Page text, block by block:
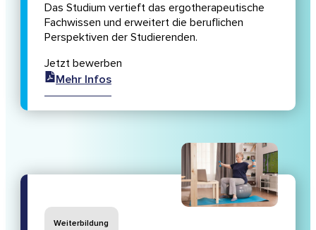
Das Studium vertieft das ergotherapeutische
Fachwissen und erweitert die beruflichen
Perspektiven der Studierenden.
Jetzt bewerben
Mehr Infos
Weiterbildung